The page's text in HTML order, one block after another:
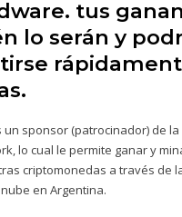
tus
lo serán y
un sponsor (patrocinador) de
lo cual le permite ganar y
criptomonedas a través de
en Argentina.